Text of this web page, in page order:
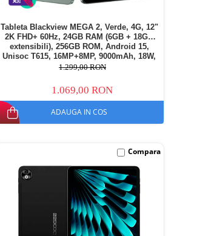
Tableta Blackview MEGA 2, Verde, 4G, 12"
2K FHD+ 60Hz, 24GB RAM (6GB + 18GB
extensibili), 256GB ROM, Android 15,
Unisoc T615, 16MP+8MP, 9000mAh, 18W,
Stylus, Face Unlock, Dual SIM
1.299,00 RON
1.069,00 RON
ADAUGA IN COS
Compara